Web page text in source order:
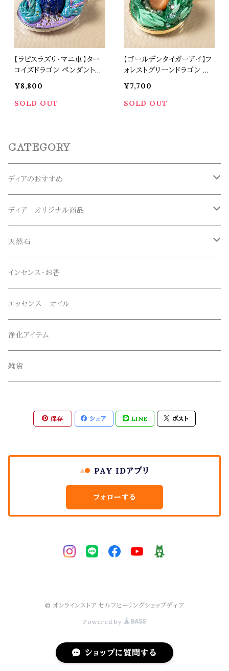
【ラピスラズリ・マニ車】ター
コイズドラゴン ペンダントト
天然石 パワーストーン t05
29
¥8,800
SOLD OUT
【ゴールデンタイガーアイ】フ
ォレストグリーンドラゴン ペ
クセサリー 天然石 パワース
トーン t0528
¥7,700
SOLD OUT
CATEGORY
ディアのおすすめ
ガネーシュヒマール産水晶
マニハール産水晶
スーパーセブン
ディア オリジナル商品
オリジナルブレスレット
オリジナルペンダント
オリジナルエッセンススプレー
オリジナルサンキャッチャー
オリジナル雑貨
天然石
ブレスレット
ネックレス・ペンダントトップ
ルース・タンブル
丸玉・ポイント
高級ビーズ
その他
インセンス・お香
エッセンス オイル
浄化アイテム
雑貨
保存 シェア LINE ポスト
PAY IDアプリ
フォローする
© オンラインストア セルフヒーリングショップディア
Powered by
ショップに質問する